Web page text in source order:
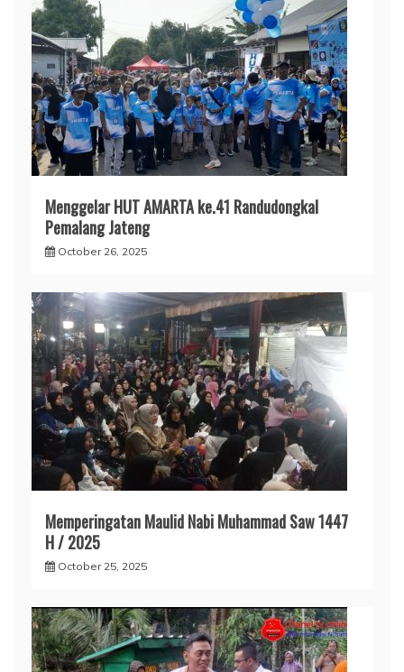
Menggelar HUT AMARTA ke.41 Randudongkal
Pemalang Jateng
October 26, 2025
Memperingatan Maulid Nabi Muhammad Saw 1447
H / 2025
October 25, 2025